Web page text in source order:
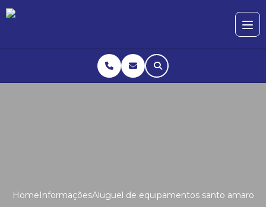
HomeInformaçõesAluguel de equipamentos santo amaro